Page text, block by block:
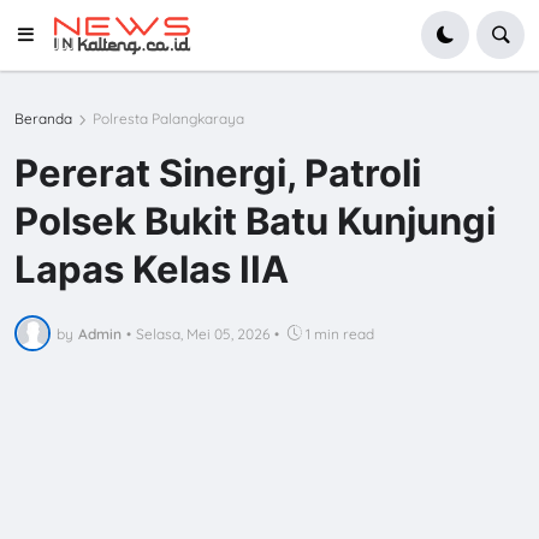
Beranda Polresta Palangkaraya
Pererat Sinergi, Patroli
Polsek Bukit Batu Kunjungi
Lapas Kelas IIA
by Admin • Selasa, Mei 05, 2026 • 1 min read